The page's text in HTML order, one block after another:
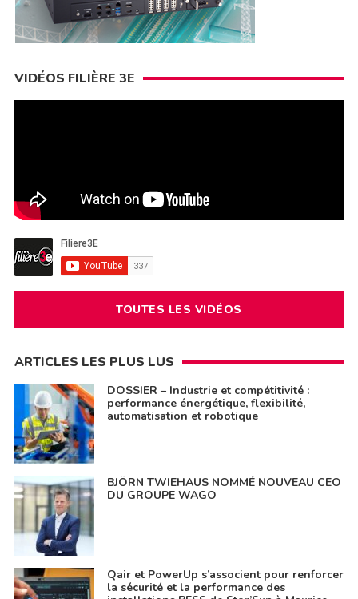
VIDÉOS FILIÈRE 3E
TOUTES LES VIDÉOS
ARTICLES LES PLUS LUS
DOSSIER – Industrie et compétitivité :
performance énergétique, flexibilité,
automatisation et robotique
BJÖRN TWIEHAUS NOMMÉ NOUVEAU CEO
DU GROUPE WAGO
Qair et PowerUp s’associent pour renforcer
la sécurité et la performance des